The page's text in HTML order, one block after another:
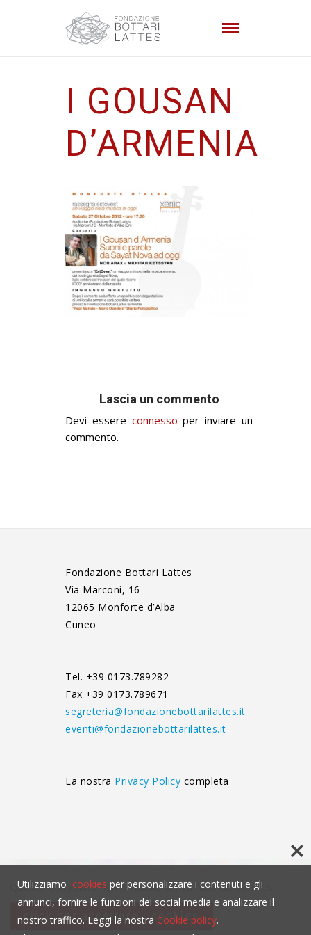
I GOUSAN
D’ARMENIA
Lascia un commento
Devi essere connesso per inviare un
commento.
Fondazione Bottari Lattes
Via Marconi, 16
12065 Monforte d’Alba
Cuneo
Tel. +39 0173.789282
Fax +39 0173.789671
segreteria@fondazionebottarilattes.it
eventi@fondazionebottarilattes.it
La nostra Privacy Policy completa
Questo contenuto non è visibile senza l'uso dei cookies.
click per accettare i cookies
Utilizziamo cookies per personalizzare i contenuti e gli
annunci, fornire le funzioni dei social media e analizzare il
nostro traffico. Leggi la nostra Cookie policy.